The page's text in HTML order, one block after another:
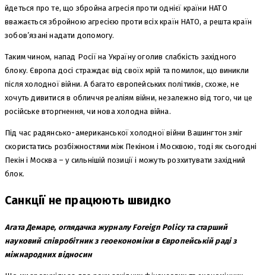
йдеться про те, що збройна агресія проти однієї країни НАТО
вважається збройною агресією проти всіх країн НАТО, а решта країн
зобов’язані надати допомогу.
Таким чином, напад Росії на Україну оголив слабкість західного
блоку. Європа досі страждає від своїх мрій та помилок, що виникли
після холодної війни. А багато європейських політиків, схоже, не
хочуть дивитися в обличчя реаліям війни, незалежно від того, чи це
російське вторгнення, чи нова холодна війна.
Під час радянсько-американської холодної війни Вашингтон зміг
скористатись розбіжностями між Пекіном і Москвою, тоді як сьогодні
Пекін і Москва – у сильнішій позиції і можуть розхитувати західний
блок.
Санкції не працюють швидко
Агата Демаре, оглядачка журналу Foreign Policy та старший
науковий співробітник з геоекономіки в Європейській раді з
міжнародних відносин